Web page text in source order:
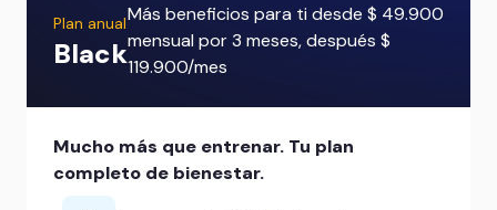
Plan anual
Black
Más beneficios para ti desde $ 49.900
mensual por 3 meses, después $
119.900/mes
Mucho más que entrenar. Tu plan
completo de bienestar.